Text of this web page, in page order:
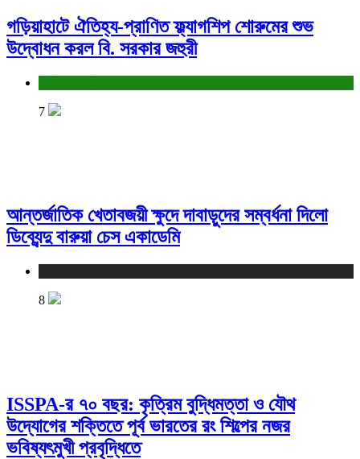
গড়িয়াহাটে ঐতিহ্য-প্রাণিত ফ্ল্যাগশিপ শোরুমের শুভ
উদ্বোধন করল বি. সরকার জহুরী
7
আন্তর্জাতিক খেতাবজয়ী ক্ষুদে দাবাড়ুদের সম্বর্ধনা দিলো
ডিব্যেন্দু বারুয়া চেস একাডেমি
8
ISSPA-র ৭০ বছর: কৃত্রিম বুদ্ধিমত্তা ও যৌথ
উদ্যোগের শক্তিতে পূর্ব ভারতের রং শিল্পের নজর
ভবিষ্যৎমুখী প্রবৃদ্ধিতে